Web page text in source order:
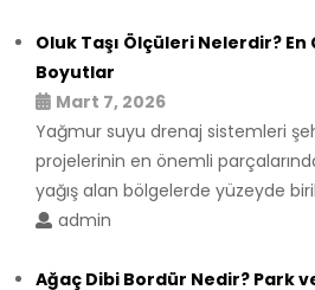
Oluk Taşı Ölçüleri Nelerdir? En
Boyutlar
Mart 7, 2026
Yağmur suyu drenaj sistemleri
projelerinin en önemli
yağış alan bölgelerde yüzeyde
admin
Ağaç Dibi Bordür Nedir? Park